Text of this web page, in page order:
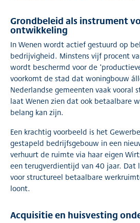
Grondbeleid als instrument
ontwikkeling
In Wenen wordt actief gestuurd op
bedrijvigheid. Minstens vijf procent
wordt beschermd voor de
voorkomt de stad dat woningbouw
Nederlandse gemeenten vaak vooral
laat Wenen zien dat ook betaalbare
belang kan zijn.
Een krachtig voorbeeld is het
gestapeld bedrijfsgebouw in een
verhuurt de ruimte via haar eigen
een terugverdientijd van 40 jaar.
voor structureel betaalbare
loont.
Acquisitie en huisvesting